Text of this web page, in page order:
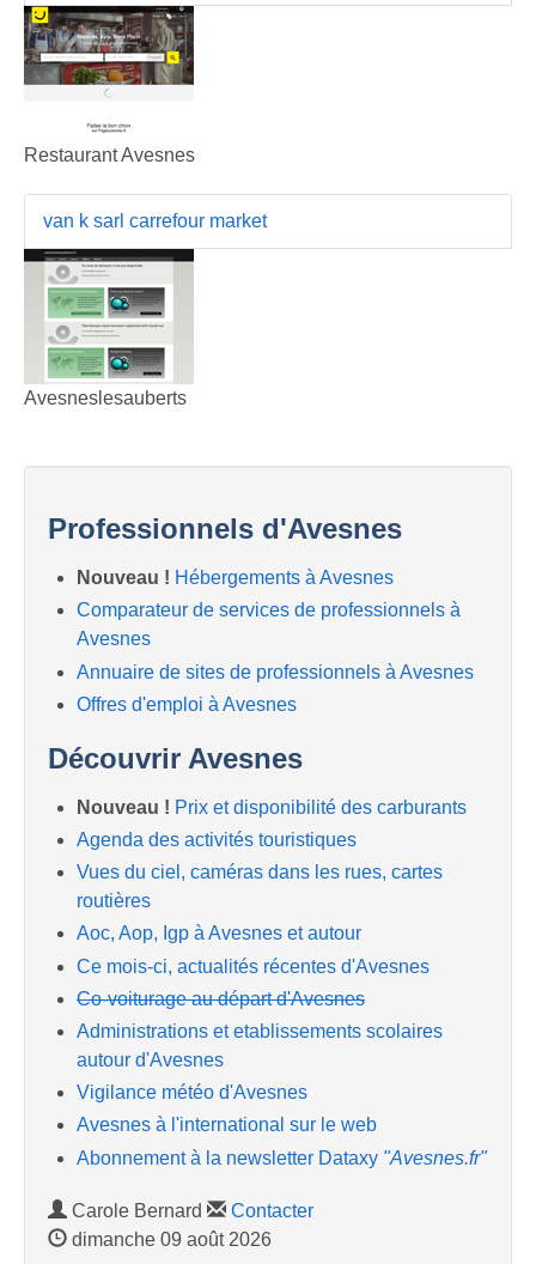
Restaurant Avesnes
van k sarl carrefour market
Avesneslesauberts
Professionnels d'Avesnes
Nouveau ! Hébergements à Avesnes
Comparateur de services de professionnels à
Avesnes
Annuaire de sites de professionnels à Avesnes
Offres d'emploi à Avesnes
Découvrir Avesnes
Nouveau ! Prix et disponibilité des carburants
Agenda des activités touristiques
Vues du ciel, caméras dans les rues, cartes
routières
Aoc, Aop, Igp à Avesnes et autour
Ce mois-ci, actualités récentes d'Avesnes
Co-voiturage au départ d'Avesnes
Administrations et etablissements scolaires
autour d'Avesnes
Vigilance météo d'Avesnes
Avesnes à l'international sur le web
Abonnement à la newsletter Dataxy "Avesnes.fr"
Carole Bernard
Contacter
dimanche 09 août 2026